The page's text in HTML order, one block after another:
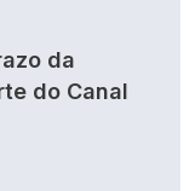
da
do Canal